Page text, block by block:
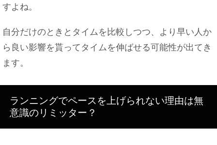
すよね。
自分だけのときとタイムを比較しつつ、より早い人か
ら良い影響を貰ってタイムを伸ばせる可能性が出てき
ます。
ランニングでペースを上げられない理由は無
意識のリミッター？